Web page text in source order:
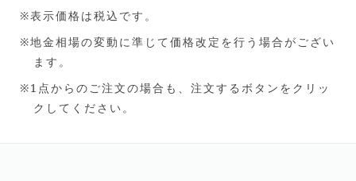
ナ
個
※表示価格は税込です。
※地金相場の変動に準じて価格改定を行う場合がござい
ます。
※1点からのご注文の場合も、注文するボタンをクリッ
クしてください。